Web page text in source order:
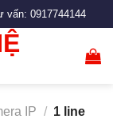
vấn: 0917744144
IP / 1 line